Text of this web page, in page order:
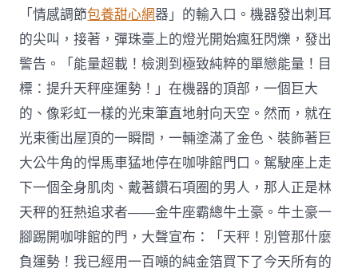
「情感調節包養甜心網器」的輸入口。機器發出刺耳
的尖叫，接著，彈珠臺上的燈光開始瘋狂閃爍，發出
警告。「能量超載！檢測到極致純粹的單戀能量！目
標：提升天秤座運勢！」在機器的頂部，一個巨大
的、像彩虹一樣的光束筆直地射向天空。然而，就在
光束衝出屋頂的一瞬間，一輛塗滿了金色、裝飾著巨
大公牛角的悍馬車猛地停在咖啡館門口。駕駛座上走
下一個全身肌肉、戴著鑽石項圈的男人，那人正是林
天秤的狂熱追求者——金牛座霸總牛土豪。牛土豪一
腳踢開咖啡館的門，大聲宣布：「天秤！別管那什麼
負運勢！我已經用一百噸的純金箔買下了今天所有的